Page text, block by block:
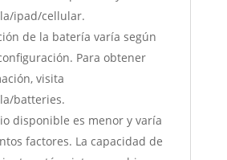
ipad/cellular.
de la batería varía según
Para obtener
visita
batteries.
disponible es menor y varía
factores. La capacidad de